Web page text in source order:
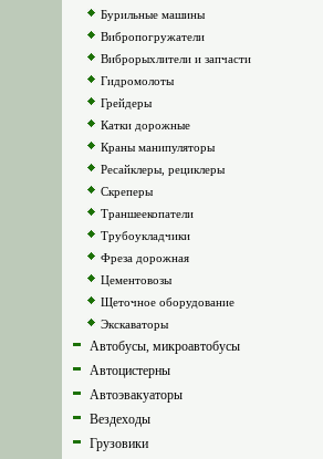
Бурильные машины
Вибропогружатели
Виброрыхлители и запчасти
Гидромолоты
Грейдеры
Катки дорожные
Краны манипуляторы
Ресайклеры, рециклеры
Скреперы
Траншеекопатели
Трубоукладчики
Фреза дорожная
Цементовозы
Щеточное оборудование
Экскаваторы
Автобусы, микроавтобусы
Автоцистерны
Автоэвакуаторы
Вездеходы
Грузовики